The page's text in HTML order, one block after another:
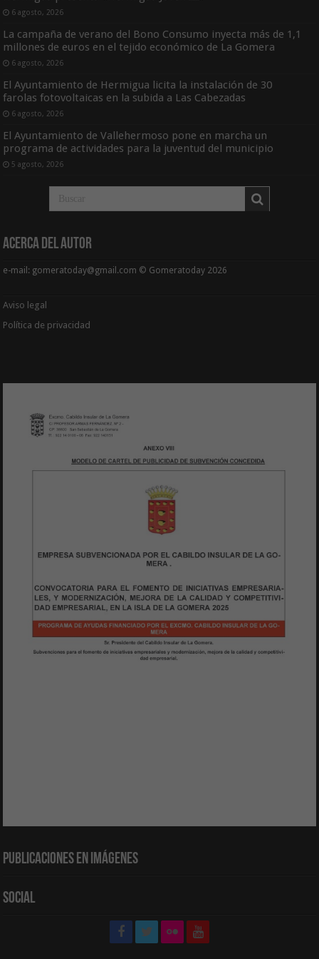
6 agosto, 2026
La campaña de verano del Bono Consumo inyecta más de 1,1
millones de euros en el tejido económico de La Gomera
6 agosto, 2026
El Ayuntamiento de Hermigua licita la instalación de 30
farolas fotovoltaicas en la subida a Las Cabezadas
6 agosto, 2026
El Ayuntamiento de Vallehermoso pone en marcha un
programa de actividades para la juventud del municipio
5 agosto, 2026
Acerca del Autor
e-mail: gomeratoday@gmail.com © Gomeratoday 2026
Aviso legal
Política de privacidad
Publicaciones en Imágenes
Social